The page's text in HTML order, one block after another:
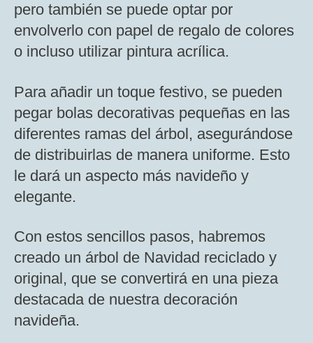
pero también se puede optar por
envolverlo con papel de regalo de colores
o incluso utilizar pintura acrílica.
Para añadir un toque festivo, se pueden
pegar bolas decorativas pequeñas en las
diferentes ramas del árbol, asegurándose
de distribuirlas de manera uniforme. Esto
le dará un aspecto más navideño y
elegante.
Con estos sencillos pasos, habremos
creado un árbol de Navidad reciclado y
original, que se convertirá en una pieza
destacada de nuestra decoración
navideña.